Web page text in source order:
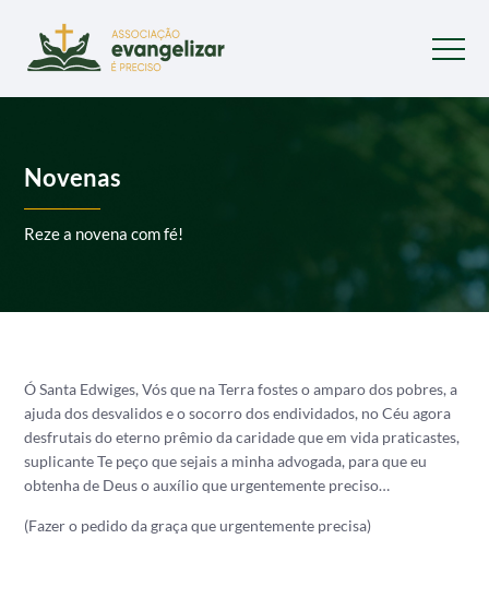
Novenas
Reze a novena com fé!
Ó Santa Edwiges, Vós que na Terra fostes o amparo dos pobres, a
ajuda dos desvalidos e o socorro dos endividados, no Céu agora
desfrutais do eterno prêmio da caridade que em vida praticastes,
suplicante Te peço que sejais a minha advogada, para que eu
obtenha de Deus o auxílio que urgentemente preciso…
(Fazer o pedido da graça que urgentemente precisa)